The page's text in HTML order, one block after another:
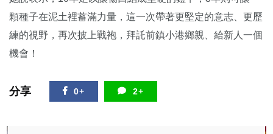
顆種子在泥土裡蓄滿力量，這一次帶著更堅定的意志、更歷
練的視野，再次披上戰袍，拜託前鎮小港鄉親、給新人一個
機會！
分享 0+ 2+